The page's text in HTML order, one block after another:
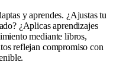
y aprendes. ¿Ajustas tu
¿Aplicas aprendizajes
mediante libros,
reflejan compromiso con